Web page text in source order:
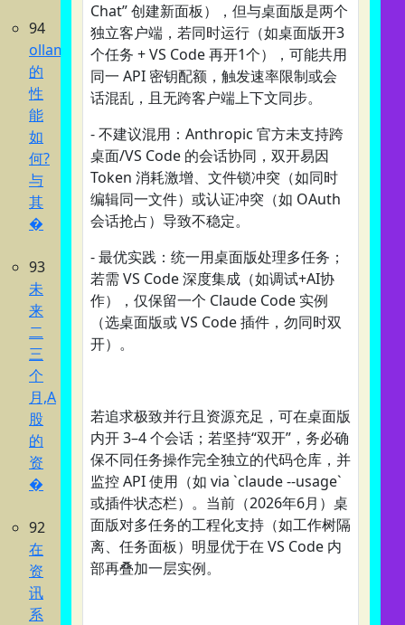
94
ollama
的
性
能
如
何?
与
其
�
93
未
来
二
三
个
月,A
股
的
资
�
92
在
资
讯
系
Chat” 创建新面板），但与桌面版是两个
独立客户端，若同时运行（如桌面版开3
个任务 + VS Code 再开1个），可能共用
同一 API 密钥配额，触发速率限制或会
话混乱，且无跨客户端上下文同步。
- 不建议混用：Anthropic 官方未支持跨
桌面/VS Code 的会话协同，双开易因
Token 消耗激增、文件锁冲突（如同时
编辑同一文件）或认证冲突（如 OAuth
会话抢占）导致不稳定。
- 最优实践：统一用桌面版处理多任务；
若需 VS Code 深度集成（如调试+AI协
作），仅保留一个 Claude Code 实例
（选桌面版或 VS Code 插件，勿同时双
开）。
若追求极致并行且资源充足，可在桌面版
内开 3–4 个会话；若坚持“双开”，务必确
保不同任务操作完全独立的代码仓库，并
监控 API 使用（如 via `claude --usage`
或插件状态栏）。当前（2026年6月）桌
面版对多任务的工程化支持（如工作树隔
离、任务面板）明显优于在 VS Code 内
部再叠加一层实例。